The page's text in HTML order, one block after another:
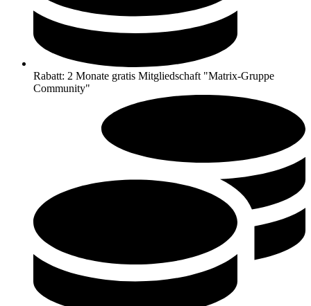
Rabatt: 2 Monate gratis Mitgliedschaft "Matrix-Gruppe
Community"